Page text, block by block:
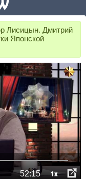
Лисицын. Дмитрий
Японской
52:15 1x